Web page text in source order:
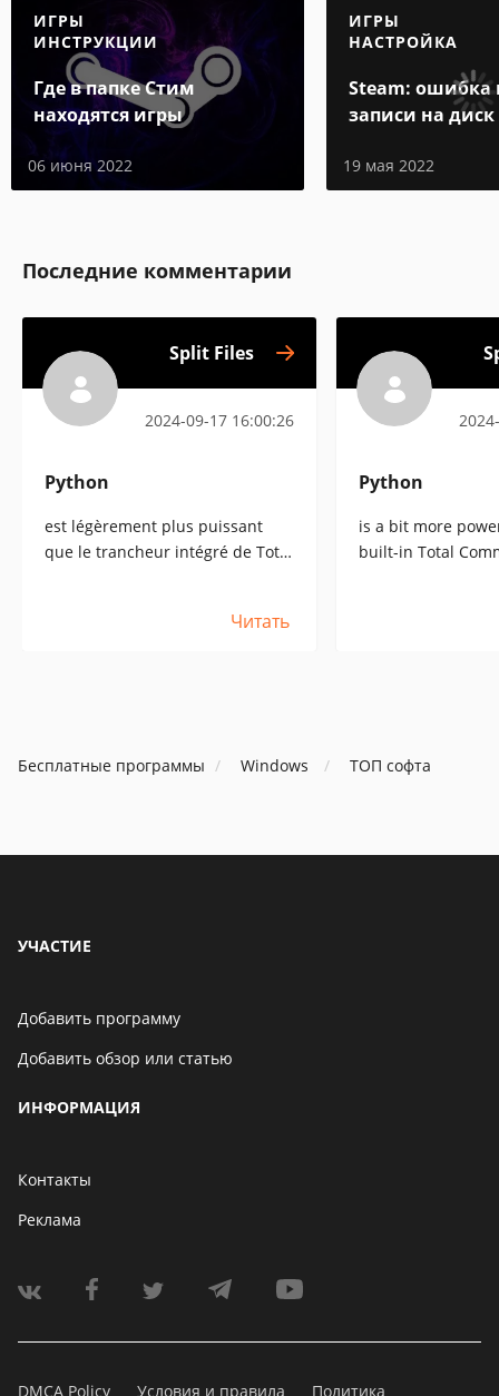
ИГРЫ
ИНСТРУКЦИИ
Где в папке Стим
находятся игры
06 июня 2022
ИГРЫ
НАСТРОЙКА
Steam: ошибка
записи на диск
19 мая 2022
Последние комментарии
Split Files
2024-09-17 16:00:26
Python
est légèrement plus puissant
que le trancheur intégré de Total
que de spécifier une taille), mais
Читать
Python
is a bit more
built-in Total
Бесплатные программы Windows ТОП софта
УЧАСТИЕ
Добавить программу
Добавить обзор или статью
ИНФОРМАЦИЯ
Контакты
Реклама
DMCA Policy Условия и правила Политика